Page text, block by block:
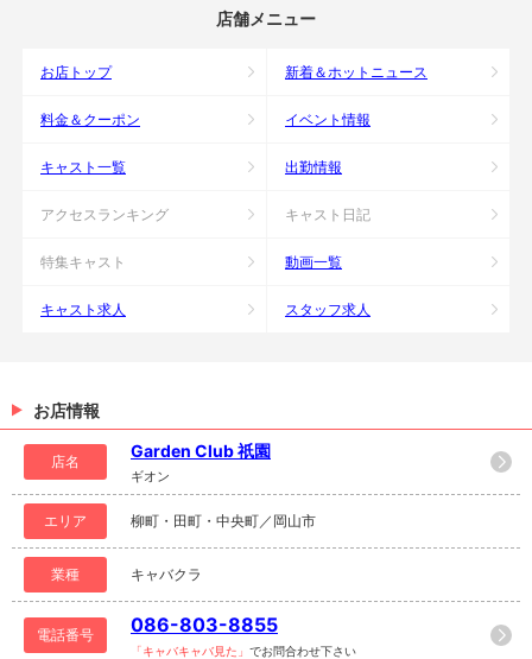
店舗メニュー
お店トップ 新着＆ホットニュース
料金＆クーポン イベント情報
キャスト一覧 出勤情報
アクセスランキング キャスト日記
特集キャスト 動画一覧
キャスト求人 スタッフ求人
お店情報
店名
Garden Club 祇園
ギオン
エリア 柳町・田町・中央町／岡山市
業種 キャバクラ
電話番号 086-803-8855
「キャバキャバ見た」 でお問合わせ下さい